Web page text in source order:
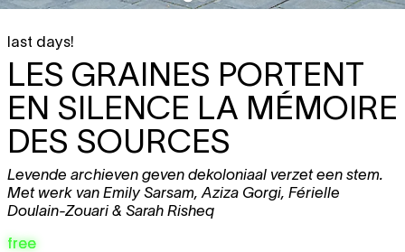
last days!
LES GRAINES PORTENT
EN SILENCE LA MÉMOIRE
DES SOURCES
Levende archieven geven dekoloniaal verzet een stem.
Met werk van Emily Sarsam, Aziza Gorgi, Férielle
Doulain-Zouari & Sarah Risheq
free